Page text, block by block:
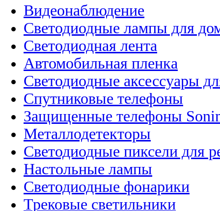
Видеонаблюдение
Светодиодные лампы для
Светодиодная лента
Автомобильная пленка
Светодиодные аксессуары
Спутниковые телефоны
Защищенные телефоны
Металлодетекторы
Светодиодные пиксели для
Настольные лампы
Светодиодные фонарики
Трековые светильники